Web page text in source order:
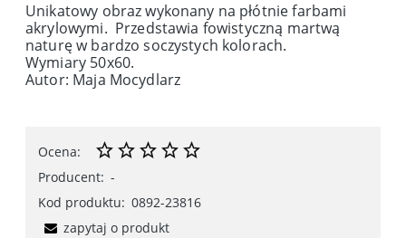
Unikatowy obraz wykonany na płótnie farbami
akrylowymi. Przedstawia fowistyczną martwą
naturę w bardzo soczystych kolorach.
Wymiary 50x60.
Autor: Maja Mocydlarz
Ocena:
Producent: -
Kod produktu: 0892-23816
zapytaj o produkt